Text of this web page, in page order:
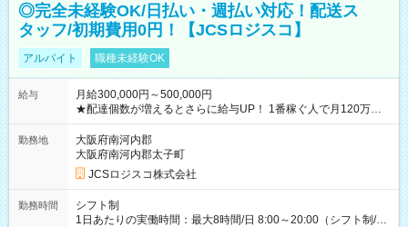
◎完全未経験OK/日払い・週払い対応！配送ス
タッフ/初期費用0円！【JCSロジスコ】
アルバイト 職種未経験OK
給与
月給300,000円～500,000円
★配達個数が増えるとさらに給与UP！ 1番稼ぐ人で月120万ほ
ど！ ・主要都市エリア 月収55万円／週5日稼働 月収65万~112
万円／週6日稼働 ・地方郊外エリア 月収40万円／週5日稼働 月
収40万円~50万円／週6日稼働 ＜モデルイメージ＞ ■月収50万
円 (27歳男性/江東区在住)※元建築関係 1日150個配達×25日勤務
(日休み) ■月収80万円(43歳男性/墨田区在住)※元営業 1日200個
勤務地
大阪府南河内郡
大阪府南河内郡太子町
JCSロジスコ株式会社
勤務時間
シフト制
1日あたりの実働時間：最大8時間/日 8:00～20:00（シフト制/実